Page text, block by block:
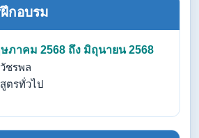
กอบรม
ภาคม 2568 ถึง มิถุนายน 2568
วัชรพล
ตรทั่วไป